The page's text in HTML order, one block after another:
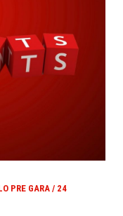
PRE GARA / 24